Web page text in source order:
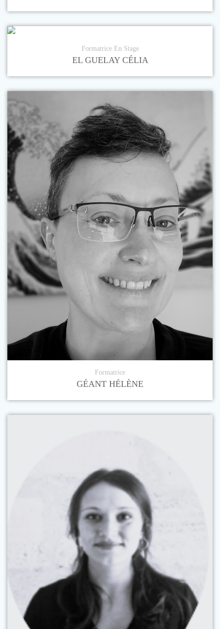
Formatrice En Stage
EL GUELAY CÉLIA
Formatrice
GÉANT HÉLÈNE